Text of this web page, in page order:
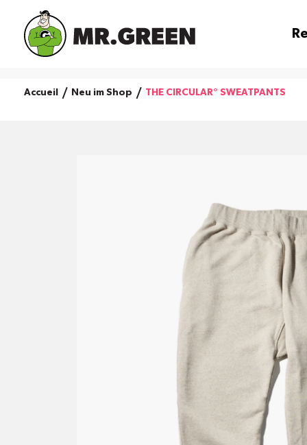
Accueil Neu im Shop THE CIRCULAR° SWEATPANTS